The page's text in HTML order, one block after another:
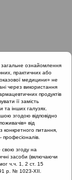
фазу запальної
загальне ознайомлення
практичних або
медицини» не
через використання
продуктів
її замість
та інших галузях.
згодою відповідно
від
питання,
професіоналів.
свою згоду на
засоби (включаючи
ч.ч. 1, 2 ст. 15
р. № 1023-XII.